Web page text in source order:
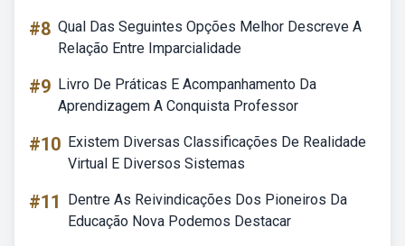
#8 Qual Das Seguintes Opções Melhor Descreve A
Relação Entre Imparcialidade
#9 Livro De Práticas E Acompanhamento Da
Aprendizagem A Conquista Professor
#10 Existem Diversas Classificações De Realidade
Virtual E Diversos Sistemas
#11
Dentre As Reivindicações Dos Pioneiros Da
Educação Nova Podemos Destacar